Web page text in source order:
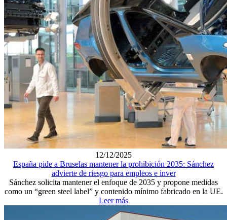
12/12/2025
España pide a Bruselas mantener la prohibición 2035: Sánchez
advierte de riesgo para empleos e inver
Sánchez solicita mantener el enfoque de 2035 y propone medidas
como un “green steel label” y contenido mínimo fabricado en la UE.
Leer más